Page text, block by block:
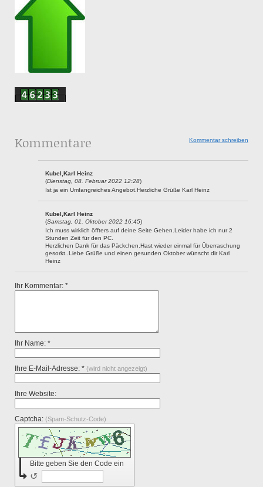
Kommentar schreiben
Kommentare
Kubel,Karl Heinz
(Dienstag, 08. Februar 2022 12:28)
Ist ja ein Umfangreiches Angebot.Herzliche Grüße Karl Heinz
Kubel,Karl Heinz
(Samstag, 01. Oktober 2022 16:45)
Ich muss wirklich öffters auf deine Seite Gehen.Leider habe ich nur 2
Stunden Zeit für den PC.
Herzlichen Dank für das Päckchen.Hast wieder einmal für Überraschung
gesorkt..Liebe Grüße und einen gesunden Oktober wünscht dir Karl
Heinz
Ihr Kommentar: *
Ihr Name: *
Ihre E-Mail-Adresse: * (wird nicht angezeigt)
Ihre Website:
Captcha: (Spam-Schutz-Code)
Bitte geben Sie den Code ein
↺